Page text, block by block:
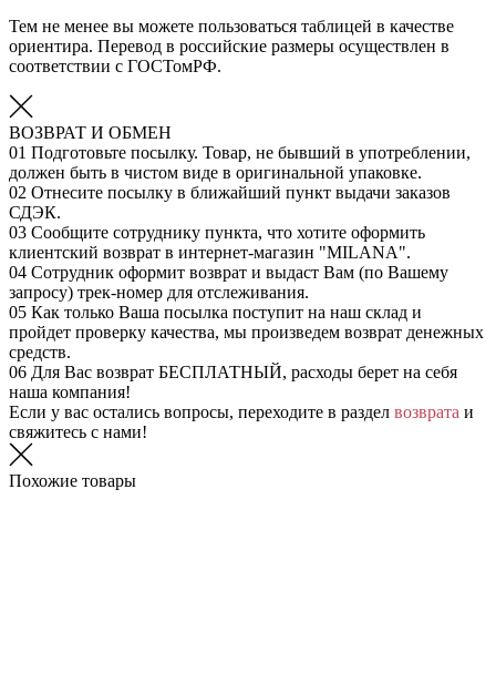
Тем не менее вы можете пользоваться таблицей в качестве
ориентира. Перевод в российские размеры осуществлен в
соответствии с ГОСТомРФ.
ВОЗВРАТ И ОБМЕН
01 Подготовьте посылку. Товар, не бывший в употреблении,
должен быть в чистом виде в оригинальной упаковке.
02 Отнесите посылку в ближайший пункт выдачи заказов
СДЭК.
03 Сообщите сотруднику пункта, что хотите оформить
клиентский возврат в интернет-магазин "MILANA".
04 Сотрудник оформит возврат и выдаст Вам (по Вашему
запросу) трек-номер для отслеживания.
05 Как только Ваша посылка поступит на наш склад и
пройдет проверку качества, мы произведем возврат денежных
средств.
06 Для Вас возврат БЕСПЛАТНЫЙ, расходы берет на себя
наша компания!
Если у вас остались вопросы, переходите в раздел возврата и
свяжитесь с нами!
Похожие товары